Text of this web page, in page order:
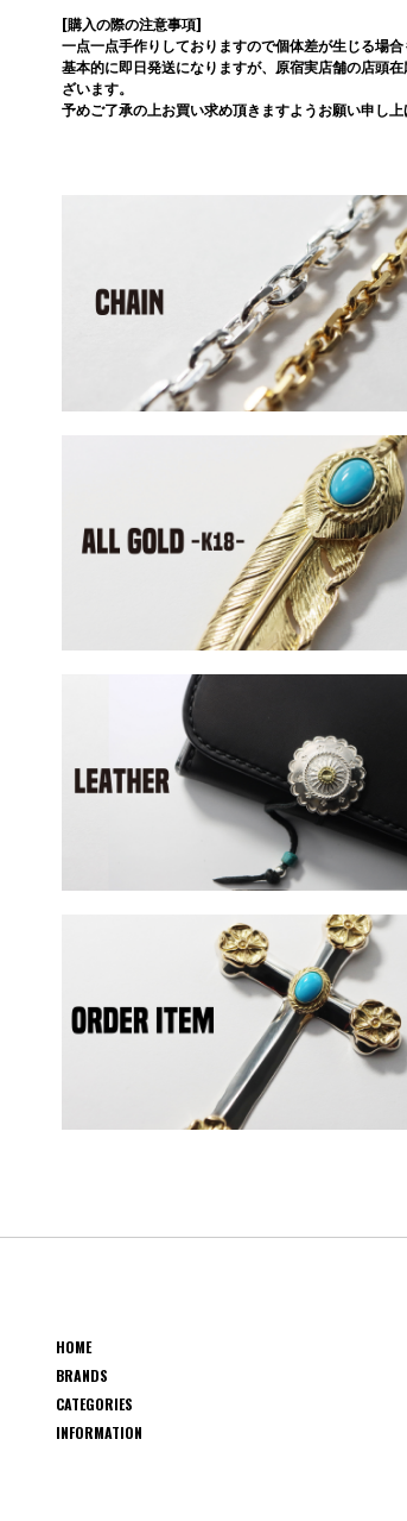
[購入の際の注意事項]
一点一点手作りしておりますので個体差が生じる場合
基本的に即日発送になりますが、原宿実店舗の店頭
ざいます。
予めご了承の上お買い求め頂きますようお願い申し上
HOME
BRANDS
CATEGORIES
INFORMATION